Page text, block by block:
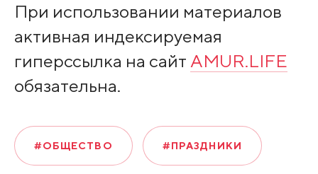
При использовании материалов
активная индексируемая
гиперссылка на сайт AMUR.LIFE
обязательна.
#ОБЩЕСТВО #ПРАЗДНИКИ